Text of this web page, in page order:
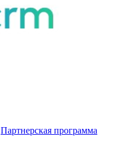
Партнерская программа